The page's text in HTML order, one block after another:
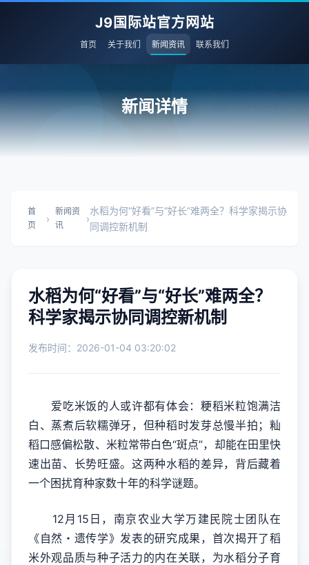
J9国际站官方网站
首页 关于我们 新闻资讯 联系我们
新闻详情
首
页
›
新闻资
讯
›
水稻为何“好看”与“好长”难两全？科学家揭示协
同调控新机制
水稻为何“好看”与“好长”难两全？
科学家揭示协同调控新机制
发布时间：2026-01-04 03:20:02
爱吃米饭的人或许都有体会：粳稻米粒饱满洁
白、蒸煮后软糯弹牙，但种稻时发芽总慢半拍；籼
稻口感偏松散、米粒常带白色“斑点”，却能在田里快
速出苗、长势旺盛。这两种水稻的差异，背后藏着
一个困扰育种家数十年的科学谜题。
12月15日，南京农业大学万建民院士团队在
《自然・遗传学》发表的研究成果，首次揭开了稻
米外观品质与种子活力的内在关联，为水稻分子育